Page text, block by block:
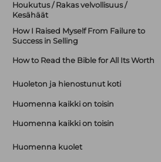
Houkutus / Rakas velvollisuus /
Kesähäät
How I Raised Myself From Failure to
Success in Selling
How to Read the Bible for All Its Worth
Huoleton ja hienostunut koti
Huomenna kaikki on toisin
Huomenna kaikki on toisin
Huomenna kuolet